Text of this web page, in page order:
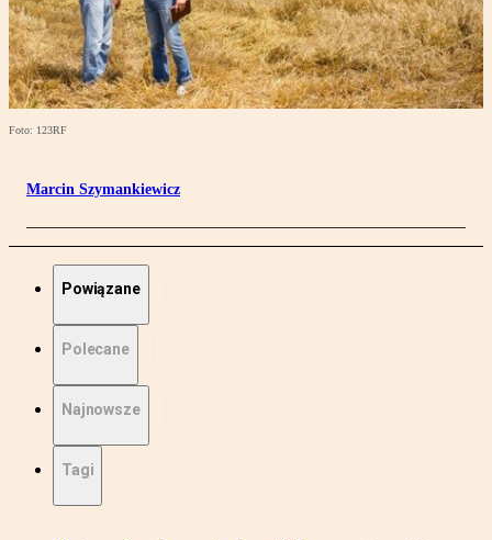
Foto: 123RF
Marcin Szymankiewicz
Powiązane
Polecane
Najnowsze
Tagi